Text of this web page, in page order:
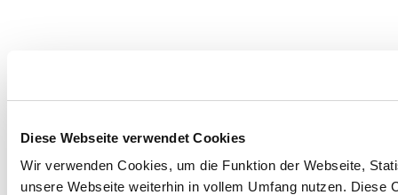
Diese Webseite verwendet Cookies
Wir verwenden Cookies, um die Funktion der Webseite,
unsere Webseite weiterhin in vollem Umfang nutzen.